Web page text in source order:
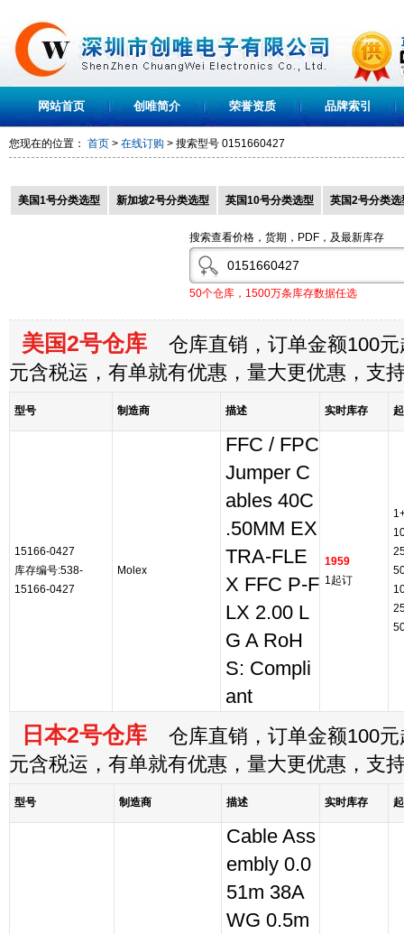
网站首页 创唯简介 荣誉资质 品牌索引
您现在的位置： 首页 > 在线订购 > 搜索型号 0151660427
美国1号分类选型 新加坡2号分类选型 英国10号分类选型 英国2号分类选
搜索查看价格，货期，PDF，及最新库存
50个仓库，1500万条库存数据任选
美国2号仓库 仓库直销，订单金额100元
元含税运，有单就有优惠，量大更优惠，支
型号 制造商 描述 实时库存
15166-0427
库存编号:538-
15166-0427
Molex
FFC / FPC
Jumper C
ables 40C
.50MM EX
TRA-FLE
X FFC P-F
LX 2.00 L
G A RoH
S: Compli
ant
1959
1起订
日本2号仓库 仓库直销，订单金额100元
元含税运，有单就有优惠，量大更优惠，支
型号 制造商 描述 实时库存
Cable Ass
embly 0.0
51m 38A
WG 0.5m